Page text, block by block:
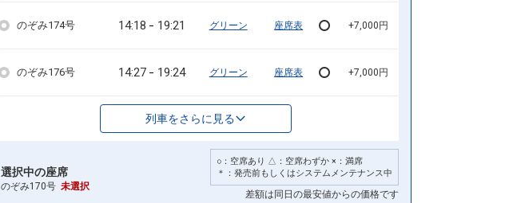
のぞみ174号 14:18 19:21 グリーン 座席表 +7,000円
のぞみ176号 14:27 19:24 グリーン 座席表 +7,000円
列車をさらに見る
○：空席あり △：空席わずか ×：満席
＊：発売前もしくはシステムメンテナンス中
差額は同日の最安値からの価格です
選択中の座席
のぞみ170号 未選択